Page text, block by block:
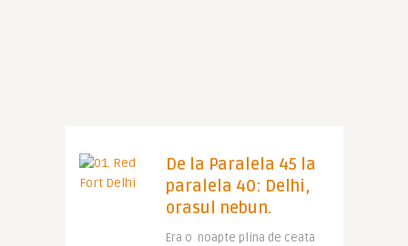
De la Paralela 45 la
paralela 40: Delhi,
orasul nebun.
Era o noapte plina de ceata